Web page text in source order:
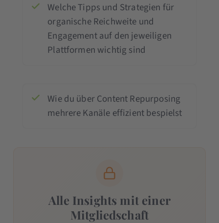
Welche Tipps und Strategien für
organische Reichweite und
Engagement auf den jeweiligen
Plattformen wichtig sind
Wie du über Content Repurposing
mehrere Kanäle effizient bespielst
Alle Insights mit einer
Mitgliedschaft